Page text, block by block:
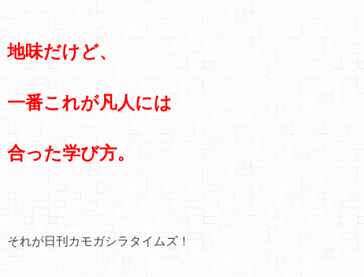
地味だけど、
一番これが凡人には
合った学び方。
それが日刊カモガシラタイムズ！